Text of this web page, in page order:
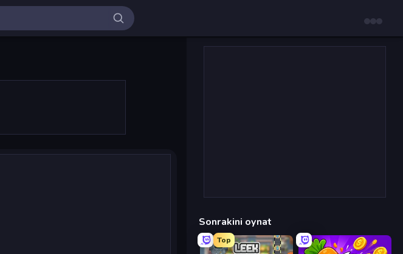
Sonrakini oynat
Top